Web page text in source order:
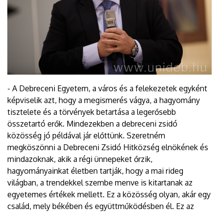
- A Debreceni Egyetem, a város és a felekezetek egyként
képviselik azt, hogy a megismerés vágya, a hagyomány
tisztelete és a törvények betartása a legerősebb
összetartó erők. Mindezekben a debreceni zsidó
közösség jó példával jár előttünk. Szeretném
megköszönni a Debreceni Zsidó Hitközség elnökének és
mindazoknak, akik a régi ünnepeket őrzik,
hagyományainkat életben tartják, hogy a mai rideg
világban, a trendekkel szembe menve is kitartanak az
egyetemes értékek mellett. Ez a közösség olyan, akár egy
család, mely békében és együttműködésben él. Ez az